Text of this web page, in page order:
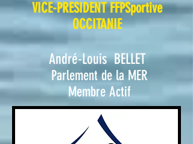
VICE-PRESIDENT FFPSportive
OCCITANIE
André-Louis BELLET
Parlement de la MER
Membre Actif